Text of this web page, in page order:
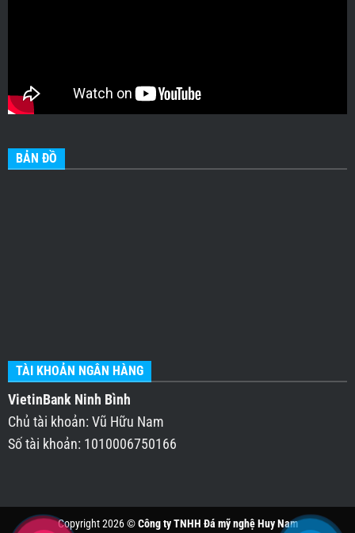
BẢN ĐỒ
TÀI KHOẢN NGÂN HÀNG
VietinBank Ninh Bình
Chủ tài khoản: Vũ Hữu Nam
Số tài khoản: 1010006750166
Copyright 2026 ©Công ty TNHH Đá mỹ nghệ Huy Nam